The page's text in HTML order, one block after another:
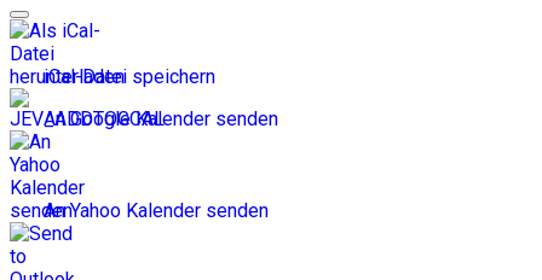
iCal-Datei speichern
An Google Kalender senden
An Yahoo Kalender senden